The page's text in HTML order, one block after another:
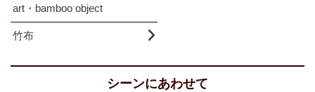
art・bamboo object
竹布
シーンにあわせて